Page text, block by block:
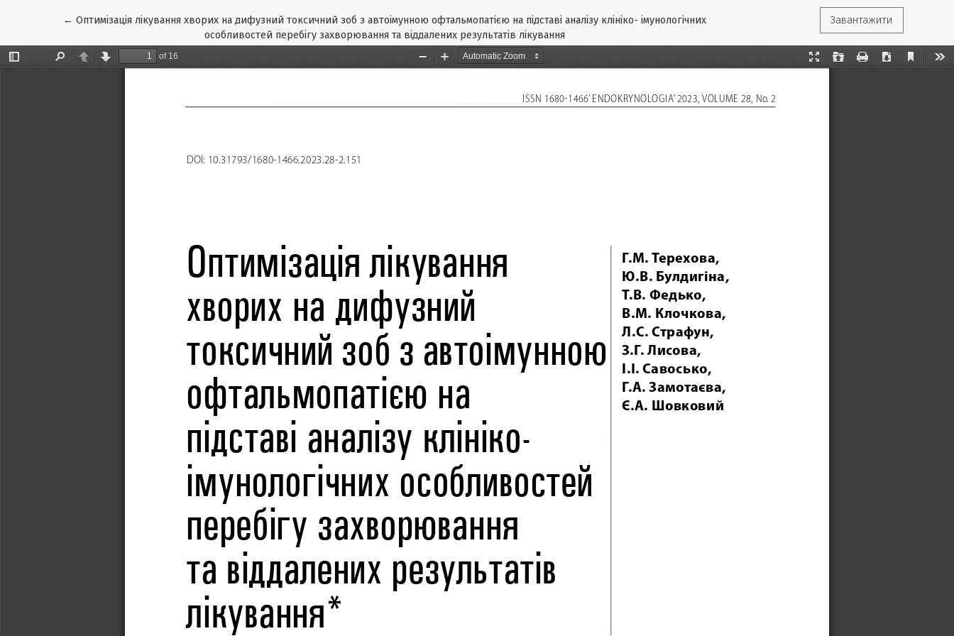
← Повернутися до подробиць статті
Оптимізація лікування хворих на дифузний токсичний зоб з автоімунною офтальмопатією на підставі аналізу клініко- імунологічних
особливостей перебігу захворювання та віддалених результатів лікування
Завантажити